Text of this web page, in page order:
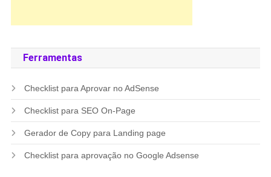
Ferramentas
Checklist para Aprovar no AdSense
Checklist para SEO On-Page
Gerador de Copy para Landing page
Checklist para aprovação no Google Adsense